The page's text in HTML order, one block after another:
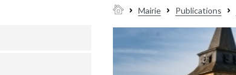
Mairie Publications